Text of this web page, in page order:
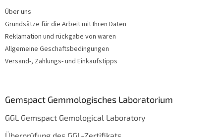
Über uns
Grundsätze für die Arbeit mit Ihren Daten
Reklamation und rückgabe von waren
Allgemeine Geschaftsbedingungen
Versand-, Zahlungs- und Einkaufstipps
Gemspact Gemmologisches Laboratorium
GGL Gemspact Gemological Laboratory